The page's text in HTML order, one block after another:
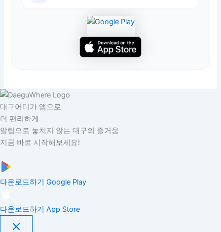
대구어디가 앱으로
더 편리하게
알림으로 놓치지 않는 대구의 즐거움
지금 바로 시작해보세요!
다운로드하기 Google Play
다운로드하기 App Store